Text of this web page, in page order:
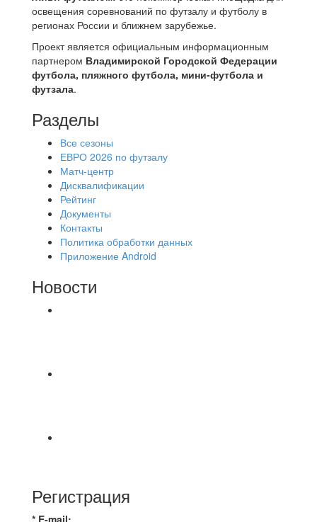
освещения соревнований по футзалу и футболу в
регионах России и ближнем зарубежье.
Проект является официальным информационным
партнером Владимирской Городской Федерации
футбола, пляжного футбола, мини-футбола и
футзала.
Разделы
Все сезоны
ЕВРО 2026 по футзалу
Матч-центр
Дисквалификации
Рейтинг
Документы
Контакты
Политика обработки данных
Приложение Android
Новости
Регистрация
* E-mail: